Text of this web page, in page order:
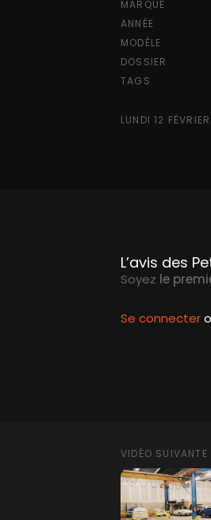
MARQUE
ANNÉE
MODÈLE
DOSSIER
TAGS
LUNDI 12
L’avis des
Soyez le
Se connecter
VIDÉO SUIVANTE